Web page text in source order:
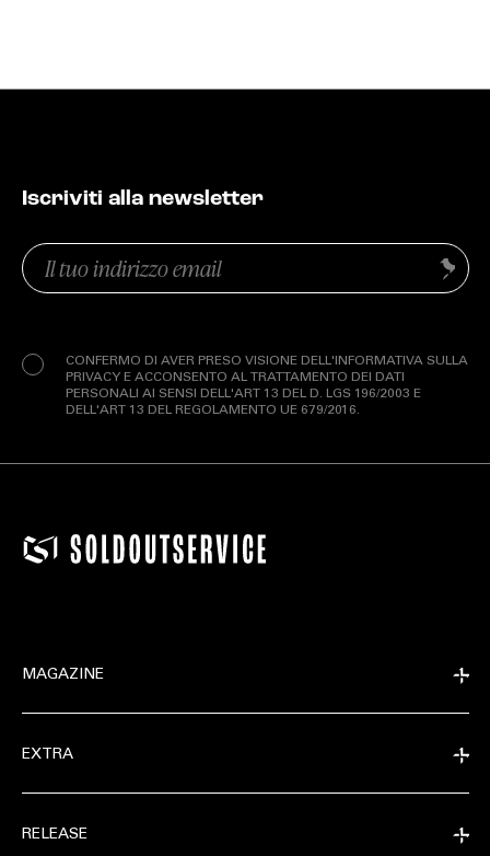
Iscriviti alla newsletter
Email
(Obbligatorio)
CONFERMO DI AVER PRESO VISIONE DELL'INFORMATIVA SULLA
PRIVACY E ACCONSENTO AL TRATTAMENTO DEI DATI
PERSONALI AI SENSI DELL'ART 13 DEL D. LGS 196/2003 E
DELL'ART 13 DEL REGOLAMENTO UE 679/2016.
Invia
MAGAZINE
EXTRA
RELEASE